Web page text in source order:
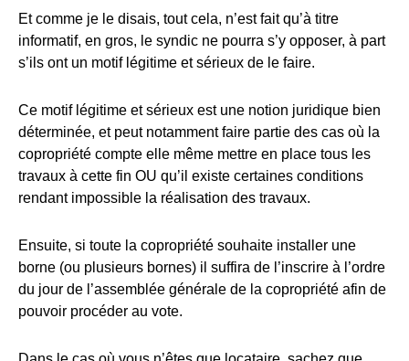
Et comme je le disais, tout cela, n’est fait qu’à titre
informatif, en gros, le syndic ne pourra s’y opposer, à part
s’ils ont un motif légitime et sérieux de le faire.
Ce motif légitime et sérieux est une notion juridique bien
déterminée, et peut notamment faire partie des cas où la
copropriété compte elle même mettre en place tous les
travaux à cette fin OU qu’il existe certaines conditions
rendant impossible la réalisation des travaux.
Ensuite, si toute la copropriété souhaite installer une
borne (ou plusieurs bornes) il suffira de l’inscrire à l’ordre
du jour de l’assemblée générale de la copropriété afin de
pouvoir procéder au vote.